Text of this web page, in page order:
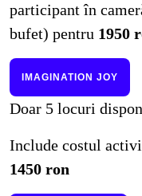
participant în
bufet) pentru 1950
IMAGINATION JOY
Doar 5 locuri
Include costul
1450 ron